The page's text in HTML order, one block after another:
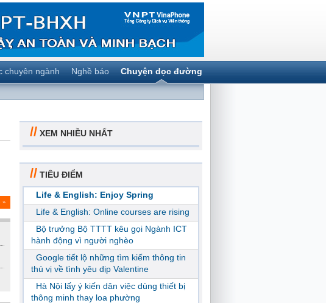
chuyên ngành Nghề báo Chuyện dọc đường
»
// XEM NHIỀU NHẤT
// TIÊU ĐIỂM
Life & English: Enjoy Spring
Life & English: Online courses are rising
Bộ trưởng Bộ TTTT kêu gọi Ngành ICT
hành động vì người nghèo
Google tiết lộ những tìm kiếm thông tin
thú vị về tình yêu dịp Valentine
Hà Nội lấy ý kiến dân việc dùng thiết bị
thông minh thay loa phường